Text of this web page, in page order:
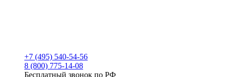
+7 (495) 540-54-56
8 (800) 775-14-08
Бесплатный звонок по РФ